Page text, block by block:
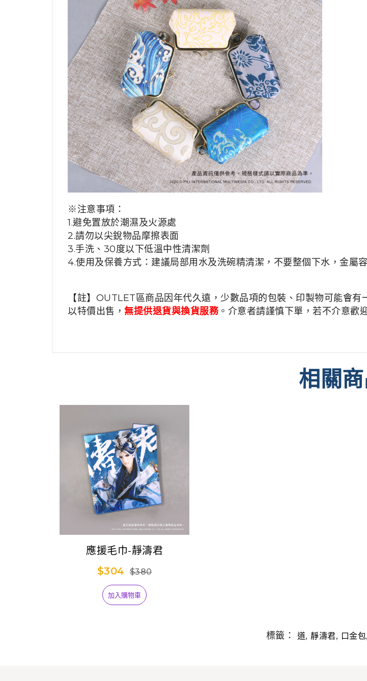
※注意事項：
1.避免置放於潮濕及火源處
2.請勿以尖銳物品摩擦表面
3.手洗、30度以下低溫中性清潔劑
4.使用及保養方式：建議局部用水及洗碗精清潔，不要整個下水，金屬
【註】OUTLET區商品因年代久遠，少數品項的包裝、印製物可能會
以特價出售， 無提供退貨與換貨服務。介意者請謹慎下單，若不介意歡
相關
應援毛巾-靜濤君
$304
$380
加入購物車
標籤： 道, 靜濤君, 口金包,